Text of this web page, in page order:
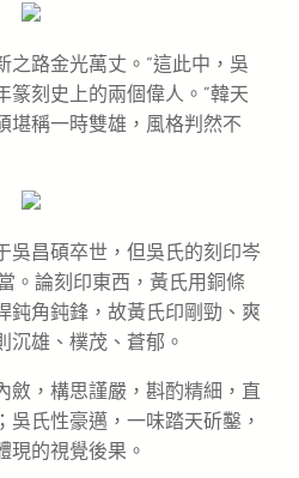
之路金光萬丈。“這此中，吳
篆刻史上的兩個偉人。”韓天
堪稱一時雙雄，風格判然不
吳昌碩卒世，但吳氏的刻印岑
。論刻印東西，黃氏用銅條
鈍角鈍鋒，故黃氏印剛勁、爽
沉雄、樸茂、蒼郁。
斂，構思謹嚴，斟酌精細，直
吳氏性豪邁，一味踏天斫鑿，
現的視覺後果。